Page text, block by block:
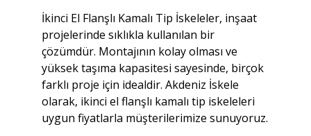
İkinci El Flanşlı Kamalı Tip İskeleler, inşaat
projelerinde sıklıkla kullanılan bir
çözümdür. Montajının kolay olması ve
yüksek taşıma kapasitesi sayesinde, birçok
farklı proje için idealdir. Akdeniz İskele
olarak, ikinci el flanşlı kamalı tip iskeleleri
uygun fiyatlarla müşterilerimize sunuyoruz.